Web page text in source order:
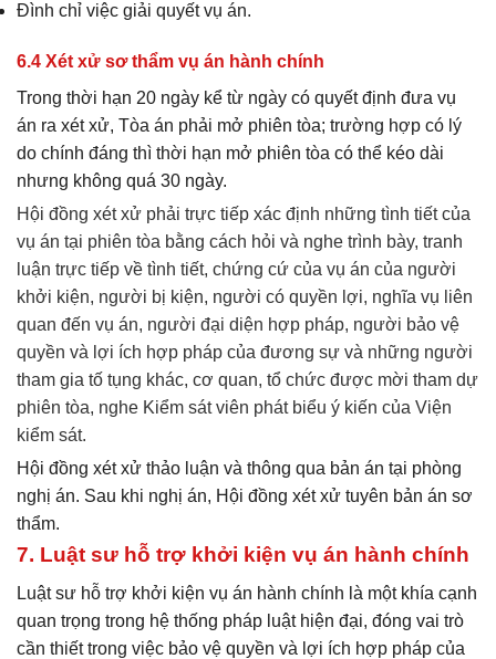
Đình chỉ việc giải quyết vụ án.
6.4 Xét xử sơ thẩm vụ án hành chính
Trong thời hạn 20 ngày kể từ ngày có quyết định đưa vụ
án ra xét xử, Tòa án phải mở phiên tòa; trường hợp có lý
do chính đáng thì thời hạn mở phiên tòa có thể kéo dài
nhưng không quá 30 ngày.
Hội đồng xét xử phải trực tiếp xác định những tình tiết của
vụ án tại phiên tòa bằng cách hỏi và nghe trình bày, tranh
luận trực tiếp về tình tiết, chứng cứ của vụ án của người
khởi kiện, người bị kiện, người có quyền lợi, nghĩa vụ liên
quan đến vụ án, người đại diện hợp pháp, người bảo vệ
quyền và lợi ích hợp pháp của đương sự và những người
tham gia tố tụng khác, cơ quan, tổ chức được mời tham dự
phiên tòa, nghe Kiểm sát viên phát biểu ý kiến của Viện
kiểm sát.
Hội đồng xét xử thảo luận và thông qua bản án tại phòng
nghị án. Sau khi nghị án, Hội đồng xét xử tuyên bản án sơ
thẩm.
7. Luật sư hỗ trợ khởi kiện vụ án hành chính
Luật sư hỗ trợ khởi kiện vụ án hành chính là một khía cạnh
quan trọng trong hệ thống pháp luật hiện đại, đóng vai trò
cần thiết trong việc bảo vệ quyền và lợi ích hợp pháp của